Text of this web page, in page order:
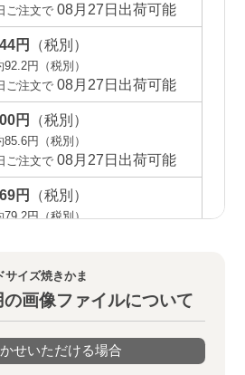
納期について
© Btech Inc.
ご注文で 08月27日出荷可能
円 （税別）
92.2円（税別）
ご注文で 08月27日出荷可能
円 （税別）
85.6円（税別）
ご注文で 08月27日出荷可能
円 （税別）
79.2円（税別）
円 （税別）
72.8円（税別）
ご注文で08月27日出荷可能
円 （税別）
66.4円（税別）
サイズ焼きかま
画像ファイルについて
せいただける場合